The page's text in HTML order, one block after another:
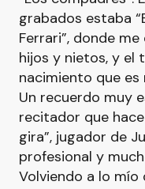
grabados estaba
Ferrari”, donde
hijos y nietos, y el
nacimiento que es
Un recuerdo muy
recitador que
gira”, jugador de
profesional y
Volviendo a lo mío